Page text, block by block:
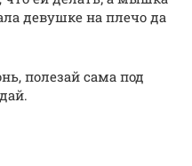
девушке на плечо да
полезай сама под